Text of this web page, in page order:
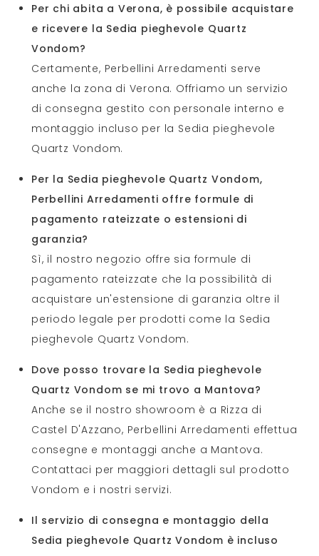
Per chi abita a Verona, è possibile acquistare
e ricevere la Sedia pieghevole Quartz
Vondom?
Certamente, Perbellini Arredamenti serve
anche la zona di Verona. Offriamo un servizio
di consegna gestito con personale interno e
montaggio incluso per la Sedia pieghevole
Quartz Vondom.
Per la Sedia pieghevole Quartz Vondom,
Perbellini Arredamenti offre formule di
pagamento rateizzate o estensioni di
garanzia?
Sì, il nostro negozio offre sia formule di
pagamento rateizzate che la possibilità di
acquistare un'estensione di garanzia oltre il
periodo legale per prodotti come la Sedia
pieghevole Quartz Vondom.
Dove posso trovare la Sedia pieghevole
Quartz Vondom se mi trovo a Mantova?
Anche se il nostro showroom è a Rizza di
Castel D'Azzano, Perbellini Arredamenti effettua
consegne e montaggi anche a Mantova.
Contattaci per maggiori dettagli sul prodotto
Vondom e i nostri servizi.
Il servizio di consegna e montaggio della
Sedia pieghevole Quartz Vondom è incluso